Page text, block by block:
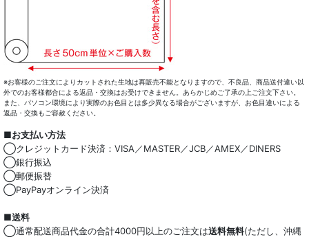
※お客様のご注文によりカットされた生地は再販売不能となりますので、不良品、商品送付違い以
外でのお客様都合による返品・交換はお受けできません。あらかじめご了承の上ご注文下さい。
また、パソコン環境により実際のお色目とは多少異なる場合がございますが、お色目違いによる
返品・交換もご容赦ください。
■お支払い方法
◯クレジットカード決済：VISA／MASTER／JCB／AMEX／DINERS
◯銀行振込
◯郵便振替
◯PayPayオンライン決済
■送料
◯通常配送商品代金の合計4000円以上のご注文は送料無料(ただし、沖縄